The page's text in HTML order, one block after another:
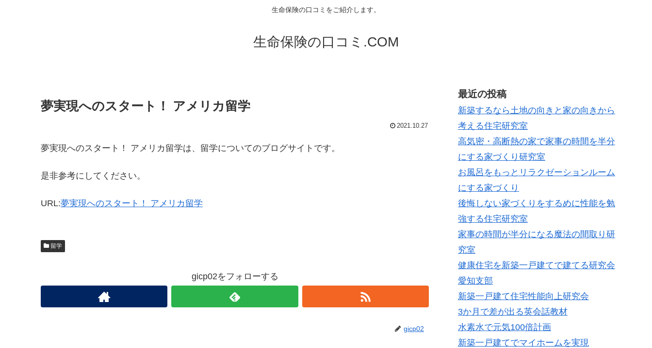
生命保険の口コミをご紹介します。
生命保険の口コミ.COM
夢実現へのスタート！ アメリカ留学
2021.10.27
夢実現へのスタート！ アメリカ留学は、留学についてのブログサイトです。
是非参考にしてください。
URL:夢実現へのスタート！ アメリカ留学
留学
gicp02をフォローする
gicp02
最近の投稿
新築するなら土地の向きと家の向きから
考える住宅研究室
高気密・高断熱の家で家事の時間を半分
にする家づくり研究室
お風呂をもっとリラクゼーションルーム
にする家づくり
後悔しない家づくりをするめに性能を勉
強する住宅研究室
家事の時間が半分になる魔法の間取り研
究室
健康住宅を新築一戸建てで建てる研究会
愛知支部
新築一戸建て住宅性能向上研究会
3か月で差が出る英会話教材
水素水で元気100倍計画
新築一戸建てでマイホームを実現